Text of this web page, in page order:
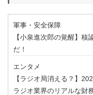
軍事・安全保障
【小泉進次郎の覚醒】核
だ！
エンタメ
【ラジオ局消える？】
ラジオ業界のリアルな財